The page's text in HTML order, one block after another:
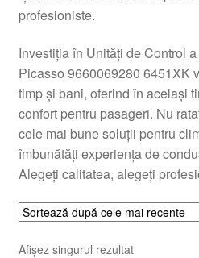
Termeni si conditii
profesioniste.
Investiția în Unități de Control
Picasso 9660069280 6451XK
timp și bani, oferind în același
confort pentru pasageri. Nu
cele mai bune soluții pentru
îmbunătăți experiența de
Alegeți calitatea, alegeți
Afișez singurul rezultat